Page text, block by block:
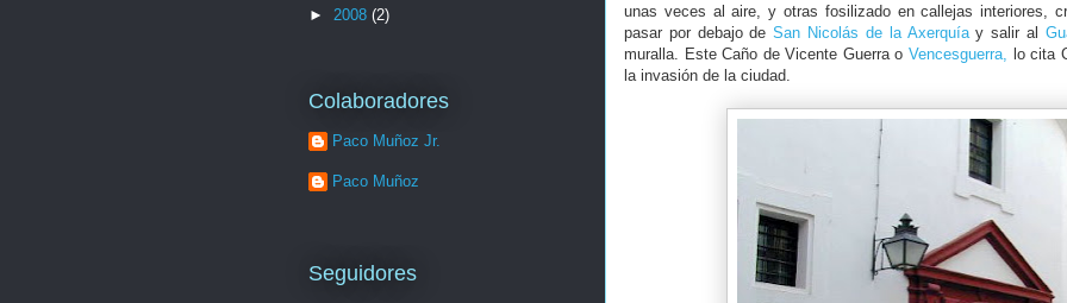
unas veces al aire, y otras fosilizado en callejas interiores,
pasar por debajo deSan Nicolás de la Axerquíay salir al
muralla. Este Caño de Vicente Guerra o Vencesguerra, lo cita
la invasión de la ciudad.
► 2008 (2)
Colaboradores
Paco Muñoz Jr.
Paco Muñoz
Seguidores